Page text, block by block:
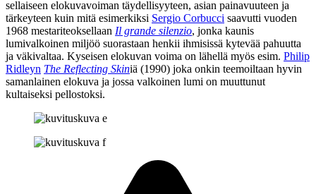
sellaiseen elokuvavoiman täydellisyyteen, asian painavuuteen ja
tärkeyteen kuin mitä esimerkiksi Sergio Corbucci saavutti vuoden
1968 mestariteoksellaan Il grande silenzio, jonka kaunis
lumivalkoinen miljöö suorastaan henkii ihmisissä kytevää pahuutta
ja väkivaltaa. Kyseisen elokuvan voima on lähellä myös esim. Philip
Ridleyn The Reflecting Skiniä (1990) joka onkin teemoiltaan hyvin
samanlainen elokuva ja jossa valkoinen lumi on muuttunut
kultaiseksi pellostoksi.